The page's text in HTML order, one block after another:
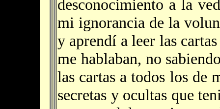
desconocimiento a la
mi ignorancia de la
y aprendí a leer las
me hablaban, no
las cartas a todos los de
secretas y ocultas que